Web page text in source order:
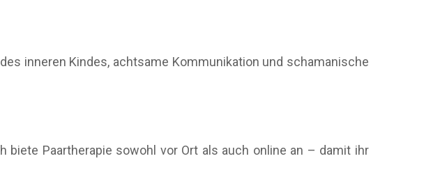
inneren Kindes, achtsame Kommunikation und schamanische
Paartherapie sowohl vor Ort als auch online an – damit ihr